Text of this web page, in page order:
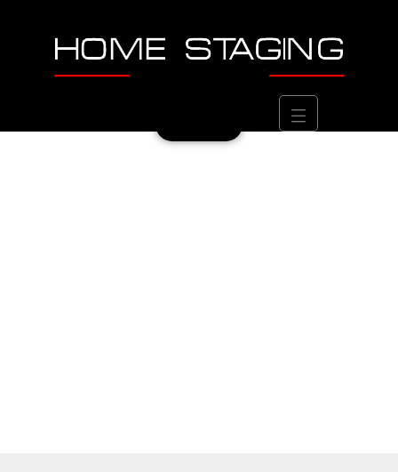
CONTACTEZ-NOUS AU